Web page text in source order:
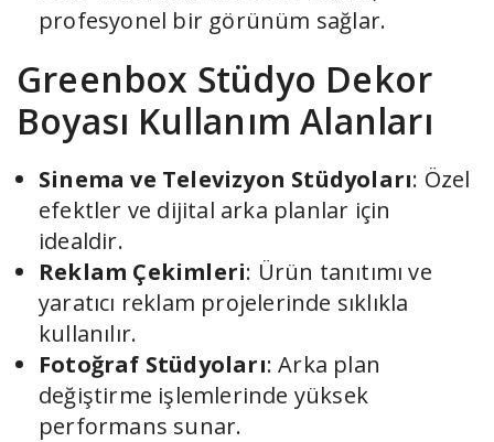
profesyonel bir görünüm sağlar.
Greenbox Stüdyo Dekor
Boyası Kullanım Alanları
Sinema ve Televizyon Stüdyoları: Özel
efektler ve dijital arka planlar için
idealdir.
Reklam Çekimleri: Ürün tanıtımı ve
yaratıcı reklam projelerinde sıklıkla
kullanılır.
Fotoğraf Stüdyoları: Arka plan
değiştirme işlemlerinde yüksek
performans sunar.